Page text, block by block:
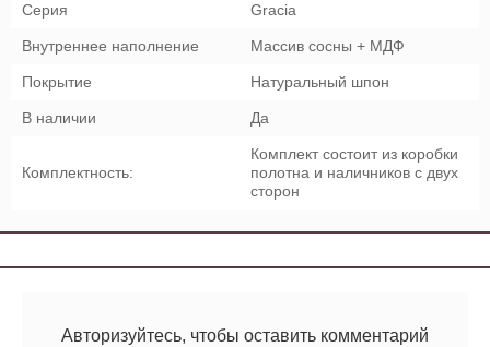
Серия Gracia
Внутреннее наполнение Массив сосны + МДФ
Покрытие Натуральный шпон
В наличии Да
Комплектность:
Комплект состоит из коробки
полотна и наличников с двух
сторон
Авторизуйтесь, чтобы оставить комментарий